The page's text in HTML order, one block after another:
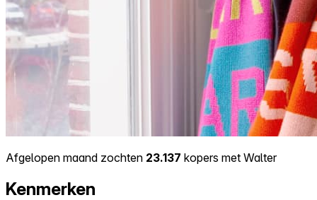
Afgelopen maand zochten 23.137 kopers met Walter
Kenmerken